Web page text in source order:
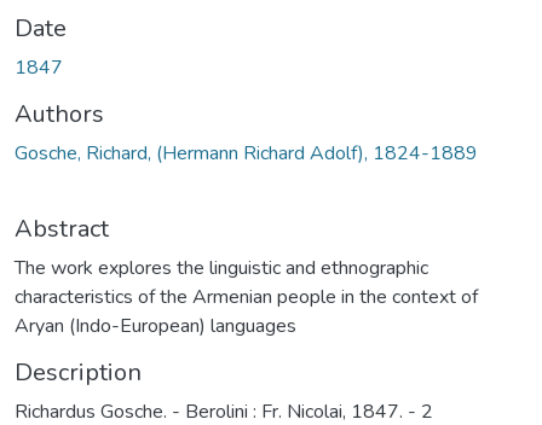
Date
1847
Authors
Gosche, Richard, (Hermann Richard Adolf), 1824-1889
Abstract
The work explores the linguistic and ethnographic
characteristics of the Armenian people in the context of
Aryan (Indo-European) languages
Description
Richardus Gosche. - Berolini : Fr. Nicolai, 1847. - 2